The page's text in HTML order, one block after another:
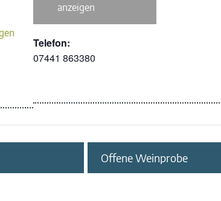
anzeigen
Telefon:
07441 863380
Offene Weinprobe